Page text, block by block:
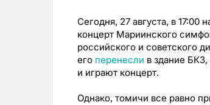
Сегодня, 27 августа, в
концерт Мариинского
российского и советского
его перенесли в здание
и играют концерт.
Однако, томичи все равно